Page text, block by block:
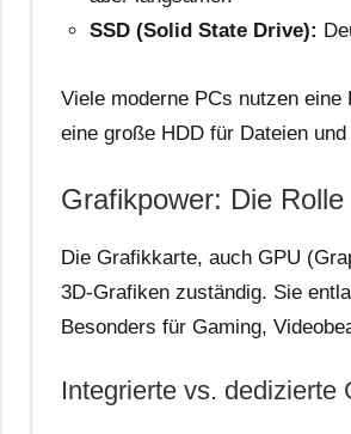
SSD (Solid State Drive):
Viele moderne PCs nutzen
eine große HDD für Dateien
Grafikpower: Die
Die Grafikkarte, auch GPU
3D-Grafiken zuständig. Sie
Besonders für Gaming,
Integrierte vs. dedizierte